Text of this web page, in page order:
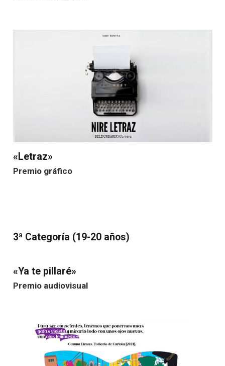
«Letraz»
Premio gráfico
3ª Categoría (19-20 años)
«Ya te pillaré»
Premio audiovisual